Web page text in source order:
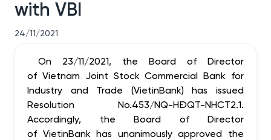
with VBI
24/11/2021
On 23/11/2021, the Board of Director
of Vietnam Joint Stock Commercial Bank for
Industry and Trade (VietinBank) has issued
Resolution No.453/NQ-HĐQT-NHCT2.1.
Accordingly, the Board of Director
of VietinBank has unanimously approved the